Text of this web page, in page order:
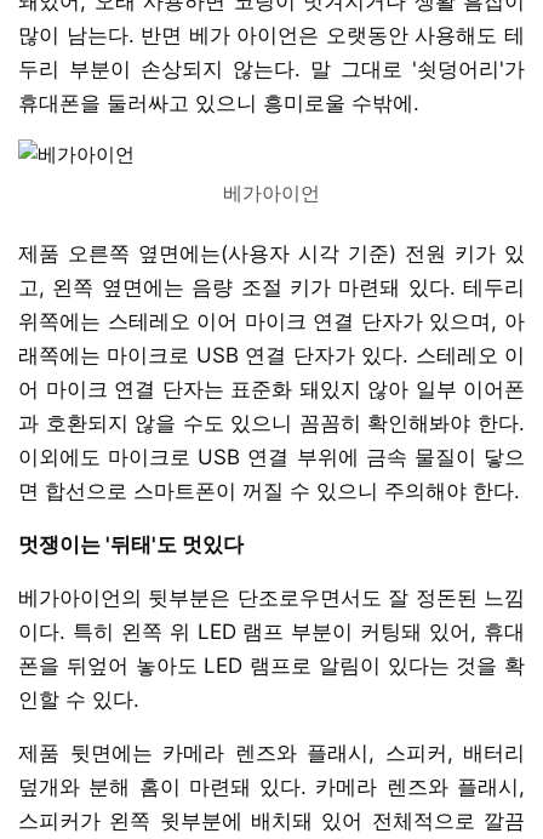
많이 남는다. 반면 베가 아이언은 오랫동안 사용해도 테
두리 부분이 손상되지 않는다. 말 그대로 '쇳덩어리'가
휴대폰을 둘러싸고 있으니 흥미로울 수밖에.
베가아이언
제품 오른쪽 옆면에는(사용자 시각 기준) 전원 키가 있
고, 왼쪽 옆면에는 음량 조절 키가 마련돼 있다. 테두리
위쪽에는 스테레오 이어 마이크 연결 단자가 있으며, 아
래쪽에는 마이크로 USB 연결 단자가 있다. 스테레오 이
어 마이크 연결 단자는 표준화 돼있지 않아 일부 이어폰
과 호환되지 않을 수도 있으니 꼼꼼히 확인해봐야 한다.
이외에도 마이크로 USB 연결 부위에 금속 물질이 닿으
면 합선으로 스마트폰이 꺼질 수 있으니 주의해야 한다.
멋쟁이는 '뒤태'도 멋있다
베가아이언의 뒷부분은 단조로우면서도 잘 정돈된 느낌
이다. 특히 왼쪽 위 LED 램프 부분이 커팅돼 있어, 휴대
폰을 뒤엎어 놓아도 LED 램프로 알림이 있다는 것을 확
인할 수 있다.
제품 뒷면에는 카메라 렌즈와 플래시, 스피커, 배터리
덮개와 분해 홈이 마련돼 있다. 카메라 렌즈와 플래시,
스피커가 왼쪽 윗부분에 배치돼 있어 전체적으로 깔끔